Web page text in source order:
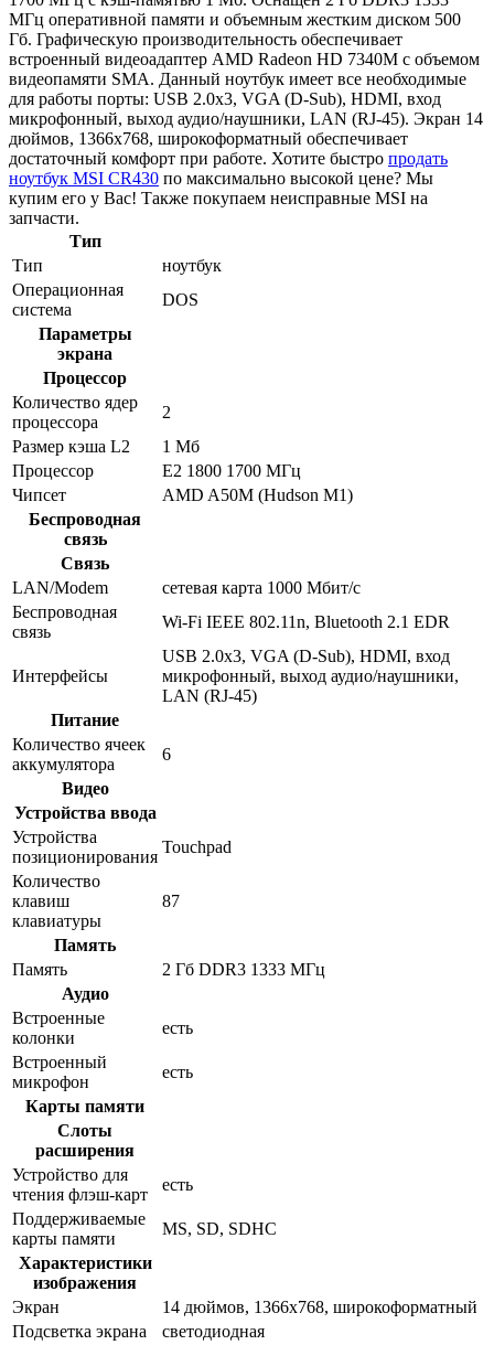
МГц оперативной памяти и объемным жестким диском 500
Гб. Графическую производительность обеспечивает
встроенный видеоадаптер AMD Radeon HD 7340M с объемом
видеопамяти SMA. Данный ноутбук имеет все необходимые
для работы порты: USB 2.0x3, VGA (D-Sub), HDMI, вход
микрофонный, выход аудио/наушники, LAN (RJ-45). Экран 14
дюймов, 1366x768, широкоформатный обеспечивает
достаточный комфорт при работе. Хотите быстро продать
ноутбук MSI CR430 по максимально высокой цене? Мы
купим его у Вас! Также покупаем неисправные MSI на
запчасти.
Тип
Тип
ноутбук
Операционная
система
DOS
Параметры
экрана
Процессор
Количество ядер
процессора
2
Размер кэша L2
1 Мб
Процессор
E2 1800 1700 МГц
Чипсет
AMD A50M (Hudson M1)
Беспроводная
связь
Связь
LAN/Modem
сетевая карта 1000 Мбит/c
Беспроводная
связь
Wi-Fi IEEE 802.11n, Bluetooth 2.1 EDR
Интерфейсы
USB 2.0x3, VGA (D-Sub), HDMI, вход
микрофонный, выход аудио/наушники,
LAN (RJ-45)
Питание
Количество ячеек
аккумулятора
6
Видео
Устройства ввода
Устройства
позиционирования
Touchpad
Количество
клавиш
клавиатуры
87
Память
Память
2 Гб DDR3 1333 МГц
Аудио
Встроенные
колонки
есть
Встроенный
микрофон
есть
Карты памяти
Слоты
расширения
Устройство для
чтения флэш-карт
есть
Поддерживаемые
карты памяти
MS, SD, SDHC
Характеристики
изображения
Экран
14 дюймов, 1366x768, широкоформатный
Подсветка экрана
светодиодная